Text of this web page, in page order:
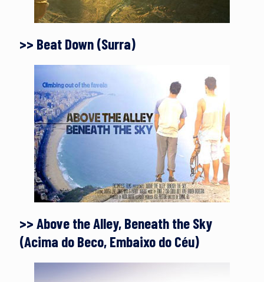
>> Beat Down (Surra)
>> Above the Alley, Beneath the Sky
(Acima do Beco, Embaixo do Céu)